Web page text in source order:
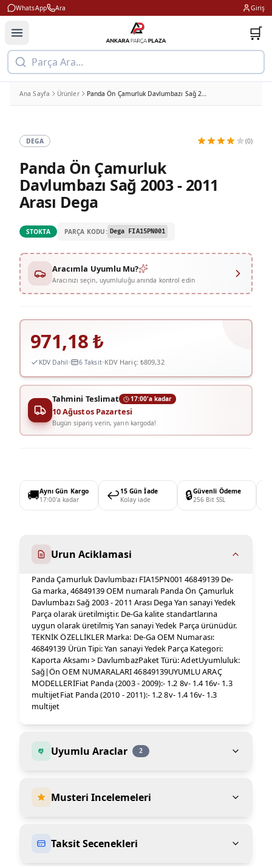
WhatsApp Ara Giriş
🛒
Parça Ara...
Ana Sayfa Ürünler Panda Ön Çamurluk Davlumbazı Sağ 2003 - 2011 Arası Dega
DEGA (0)
Panda Ön Çamurluk
Davlumbazı Sağ 2003 - 2011
Arası Dega
STOKTA PARÇA KODU: Dega FIA15PN001
Aracımla Uyumlu Mu?
Aracınızı seçin, uyumluluğu anında kontrol edin
971,18₺
KDV Dahil 6 Taksit KDV Hariç: ₺809,32
Tahmini Teslimat 17:00'a kadar
10 Ağustos Pazartesi
Bugün sipariş verin, yarın kargoda!
🚚Aynı Gün Kargo
17:00'a kadar
↩️15 Gün İade
Kolay iade
🔒Güvenli Ödeme
256 Bit SSL
Urun Aciklamasi
Panda Çamurluk Davlumbazı FIA15PN001 46849139 De-
Ga marka, 46849139 OEM numaralı Panda Ön Çamurluk
Davlumbazı Sağ 2003 - 2011 Arası Dega Yan sanayi Yedek
Parça olarak üretilmiştir. De-Ga kalite standartlarına
uygun olarak üretilmiş Yan sanayi Yedek Parça ürünüdür.
TEKNİK ÖZELLİKLER Marka: De-Ga OEM Numarası:
46849139 Ürün Tipi: Yan sanayi Yedek Parça Kategori:
Kaporta Aksamı > DavlumbazPaket Türü: AdetUyumluluk:
Sağ|Ön OEM NUMARALARI 46849139UYUMLU ARAÇ
MODELLERİFiat Panda (2003 - 2009):- 1.2 8v- 1.4 16v- 1.3
multijetFiat Panda (2010 - 2011):- 1.2 8v- 1.4 16v- 1.3
multijet
Uyumlu Araclar 2
Musteri Incelemeleri
Taksit Secenekleri